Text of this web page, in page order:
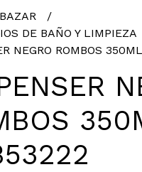
BAZAR
DE BAÑO Y LIMPIEZA
NEGRO ROMBOS